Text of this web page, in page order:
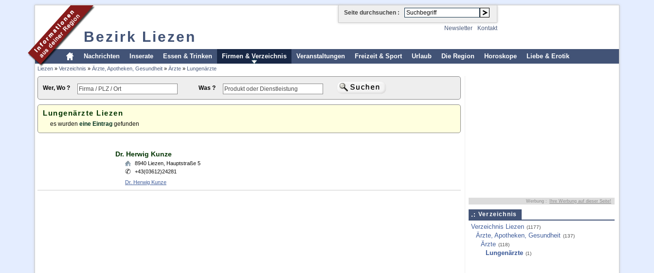
Bezirk Liezen
Seite durchsuchen :
Newsletter Kontakt
Nachrichten Inserate Essen & Trinken Firmen & Verzeichnis Veranstaltungen Freizeit & Sport Urlaub Die Region Horoskope Liebe & Erotik
Liezen » Verzeichnis » Ärzte, Apotheken, Gesundheit » Ärzte » Lungenärzte
Wer, Wo ? Was ?
Lungenärzte Liezen
es wurden eine Eintrag gefunden
Dr. Herwig Kunze
8940 Liezen Hauptstraße 5
+43(03612)24281
Dr. Herwig Kunze
Werbung : Ihre Werbung auf dieser Seite!
Verzeichnis
Verzeichnis Liezen (1177)
Ärzte, Apotheken, Gesundheit (137)
Ärzte (118)
Lungenärzte (1)